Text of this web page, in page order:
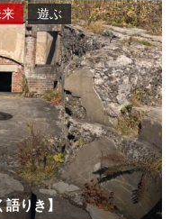
語りき】
遊ぶ